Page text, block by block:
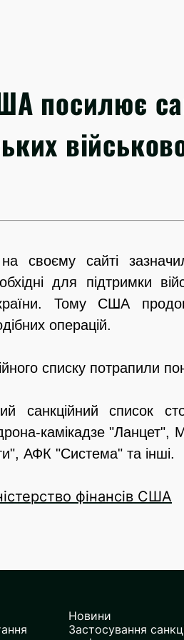
посилює
своєму сайті
для підтримки
Тому США
операцій.
списку потрапили
санкційний список
камікадзе
АФК "Система" та інші.
фінансів США
Новини
Застосування